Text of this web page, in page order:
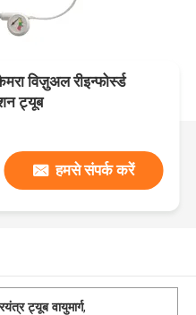
विज़ुअल रीइन्फोर्स्ड
ट्यूब
हमसे संपर्क करें
ट्यूब वायुमार्ग,